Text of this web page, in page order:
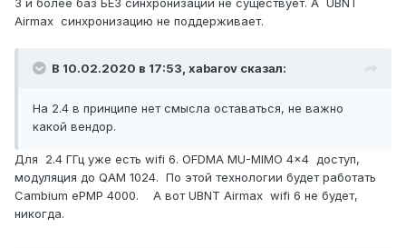
3 и более баз БЕЗ синхронизации не существует. А UBNT
Airmax синхронизацию не поддерживает.
В 10.02.2020 в 17:53, xabarov сказал:
На 2.4 в принципе нет смысла оставаться, не важно
какой вендор.
Для 2.4 ГГц уже есть wifi 6. OFDMA MU-MIMO 4x4 доступ,
модуляция до QAM 1024. По этой технологии будет работать
Cambium ePMP 4000. А вот UBNT Airmax wifi 6 не будет,
никогда.